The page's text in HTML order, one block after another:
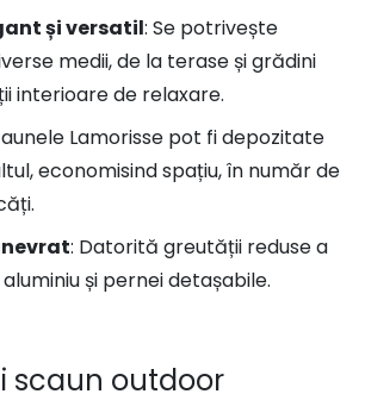
și versatil: Se potrivește
medii, de la terase și grădini
interioare de relaxare.
Lamorisse pot fi depozitate
economisind spațiu, în număr de
: Datorită greutății reduse a
și pernei detașabile.
scaun outdoor